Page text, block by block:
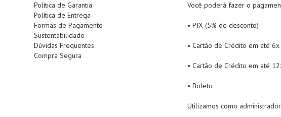
Política de Garantia
Política de Entrega
Formas de Pagamento
Sustentabilidade
Dúvidas Frequentes
Compra Segura
Você poderá fazer o
• PIX (5% de desconto)
• Cartão de Crédito em até 6x
• Cartão de Crédito em até
• Boleto
Utilizamos como